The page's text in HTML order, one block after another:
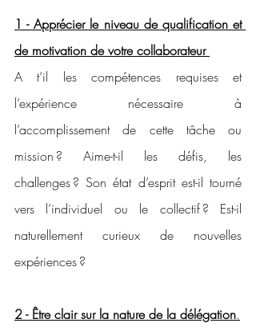
1 - Apprécier le niveau de qualification et
de motivation de votre collaborateur
A t’il les compétences requises et
l’expérience nécessaire à
l’accomplissement de cette tâche ou
mission ? Aime-t-il les défis, les
challenges ? Son état d’esprit est-il tourné
vers l’individuel ou le collectif ? Est-il
naturellement curieux de nouvelles
expériences ?
2 - Être clair sur la nature de la délégation.